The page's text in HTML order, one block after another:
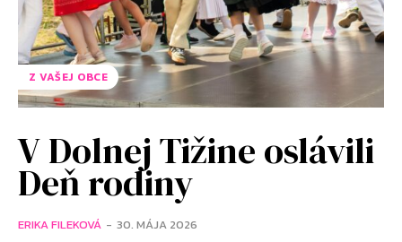
Z VAŠEJ OBCE
V Dolnej Tižine oslávili
Deň rodiny
ERIKA FILEKOVÁ - 30. MÁJA 2026